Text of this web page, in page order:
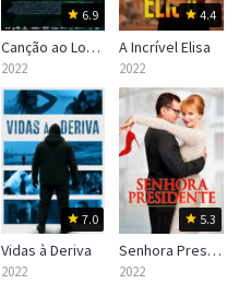
6.9
Canção ao Longe
2022
4.4
A Incrível Elisa
2022
7.0
Vidas à Deriva
2022
5.3
Senhora Presidente
2022